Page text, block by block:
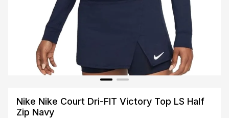
Nike Nike Court Dri-FIT Victory Top LS Half
Zip Navy